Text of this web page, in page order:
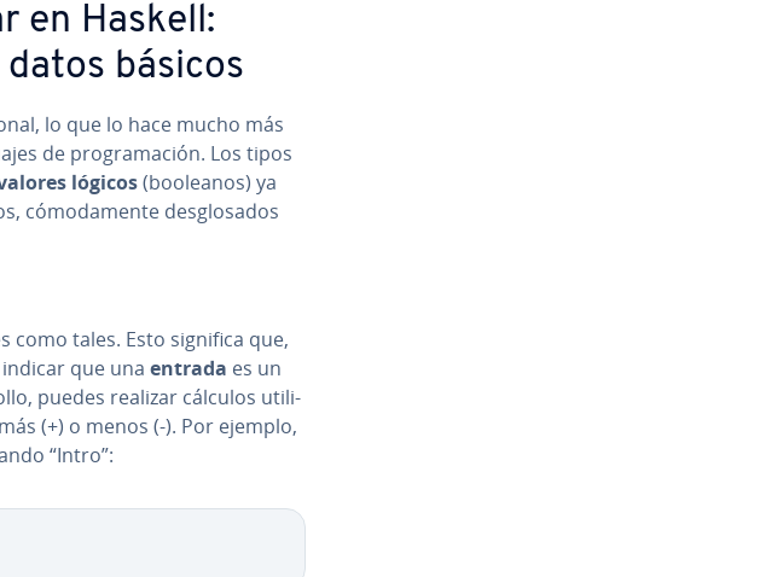
en Haskell:
básicos
lo que lo hace mucho más
de pro­gra­ma­ción. Los tipos
lógicos(booleanos) ya
có­mo­da­me­n­te de­s­glo­sa­dos
tales. Esto significa que,
que una entrada es un
puedes realizar cálculos uti­li­
(+) o menos (-). Por ejemplo,
“Intro”: